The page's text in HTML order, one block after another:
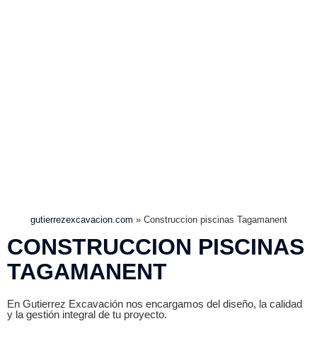
gutierrezexcavacion.com » Construccion piscinas Tagamanent
CONSTRUCCION PISCINAS
TAGAMANENT
En Gutierrez Excavación nos encargamos del diseño, la calidad
y la gestión integral de tu proyecto.